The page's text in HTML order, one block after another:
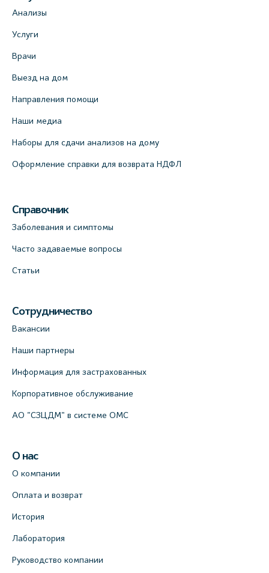
Анализы
Услуги
Врачи
Выезд на дом
Направления помощи
Наши медиа
Наборы для сдачи анализов на дому
Оформление справки для возврата НДФЛ
Справочник
Заболевания и симптомы
Часто задаваемые вопросы
Статьи
Сотрудничество
Вакансии
Наши партнеры
Информация для застрахованных
Корпоративное обслуживание
АО "СЗЦДМ" в системе ОМС
О нас
О компании
Оплата и возврат
История
Лаборатория
Руководство компании